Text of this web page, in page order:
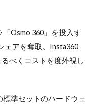
Osmo 360」を投入す
ェアを奪取。Insta360
べくコストを度外視し
準セットのハードウェ